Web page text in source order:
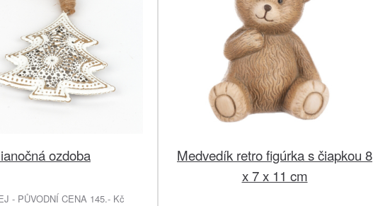
ozdoba
- PŮVODNÍ CENA 145.- Kč
Medvedík retro figúrka s čiapkou 8
x 7 x 11 cm